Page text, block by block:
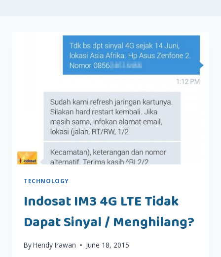
TECHNOLOGY
Indosat IM3 4G LTE Tidak
Dapat Sinyal / Menghilang?
ByHendy Irawan June 18, 2015